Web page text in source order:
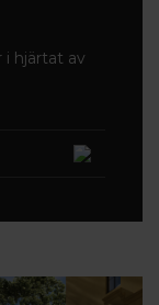
hjärtat av